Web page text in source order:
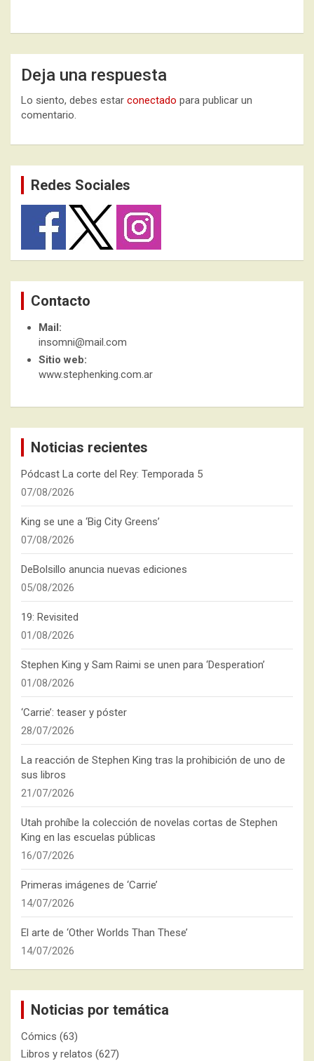
Deja una respuesta
Lo siento, debes estar conectado para publicar un
comentario.
Redes Sociales
Contacto
Mail:
insomni@mail.com
Sitio web:
www.stephenking.com.ar
Noticias recientes
Pódcast La corte del Rey: Temporada 5
07/08/2026
King se une a ‘Big City Greens’
07/08/2026
DeBolsillo anuncia nuevas ediciones
05/08/2026
19: Revisited
01/08/2026
Stephen King y Sam Raimi se unen para ‘Desperation’
01/08/2026
‘Carrie’: teaser y póster
28/07/2026
La reacción de Stephen King tras la prohibición de uno de
sus libros
21/07/2026
Utah prohíbe la colección de novelas cortas de Stephen
King en las escuelas públicas
16/07/2026
Primeras imágenes de ‘Carrie’
14/07/2026
El arte de ‘Other Worlds Than These’
14/07/2026
Noticias por temática
Cómics (63)
Libros y relatos (627)